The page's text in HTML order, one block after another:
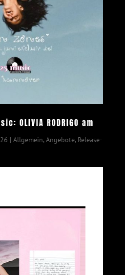
OLIVIA RODRIGO am
| Allgemein,Angebote, Release-